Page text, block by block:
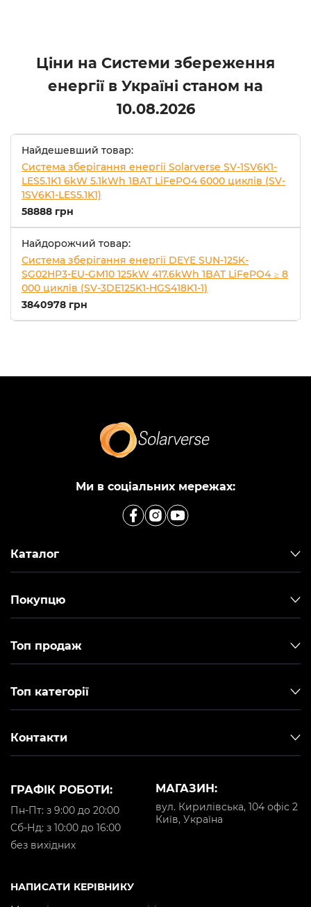
Ціни на Системи збереження
енергії в Україні станом на
10.08.2026
Найдешевший товар:
Система зберігання енергії Solarverse SV-1SV6K1-
LES5.1K1 6kW 5.1kWh 1BAT LiFePO4 6000 циклів (SV-
1SV6K1-LES5.1K1)
58888 грн
Найдорожчий товар:
Система зберігання енергії DEYE SUN-125K-
SG02HP3-EU-GM10 125kW 417.6kWh 1BAT LiFePO4 ≥ 8
000 циклів (SV-3DE125K1-HGS418K1-1)
3840978 грн
Ми в соціальних мережах:
Каталог
Покупцю
Топ продаж
Топ категорії
Контакти
МАГАЗИН:
вул. Кирилівська, 104 офіс 2
Київ, Україна
ГРАФІК РОБОТИ:
Пн-Пт: з 9:00 до 20:00
Cб-Нд: з 10:00 до 16:00
без вихідних
НАПИСАТИ КЕРІВНИКУ